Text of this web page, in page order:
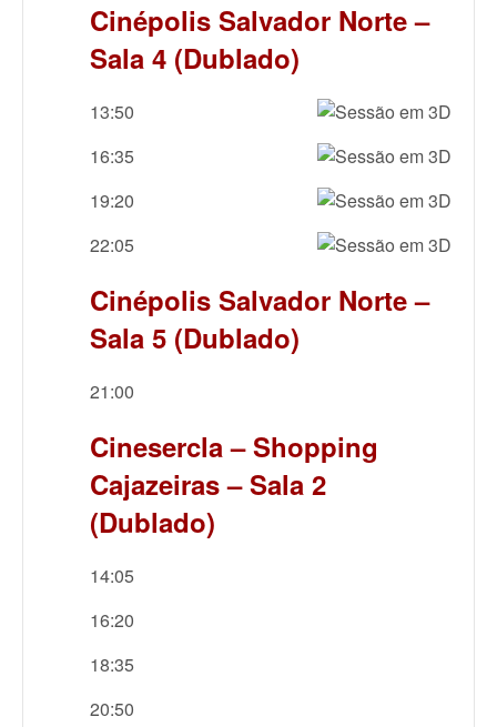
Cinépolis Salvador Norte –
Sala 4 (Dublado)
13:50
16:35
19:20
22:05
Cinépolis Salvador Norte –
Sala 5 (Dublado)
21:00
Cinesercla – Shopping
Cajazeiras – Sala 2
(Dublado)
14:05
16:20
18:35
20:50